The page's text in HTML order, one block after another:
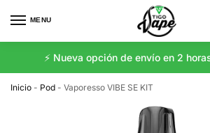
MENU
⚡️ Nueva opción de envío en 2
Inicio - Pod - Vaporesso VIBE SE KIT